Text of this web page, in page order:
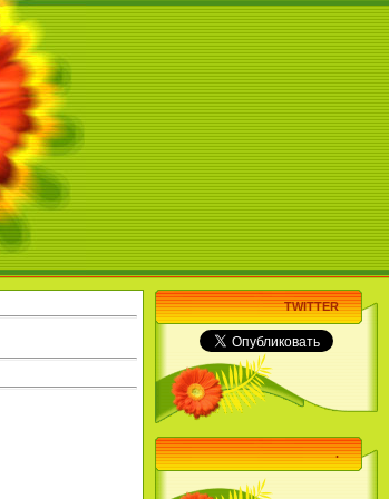
TWITTER
.